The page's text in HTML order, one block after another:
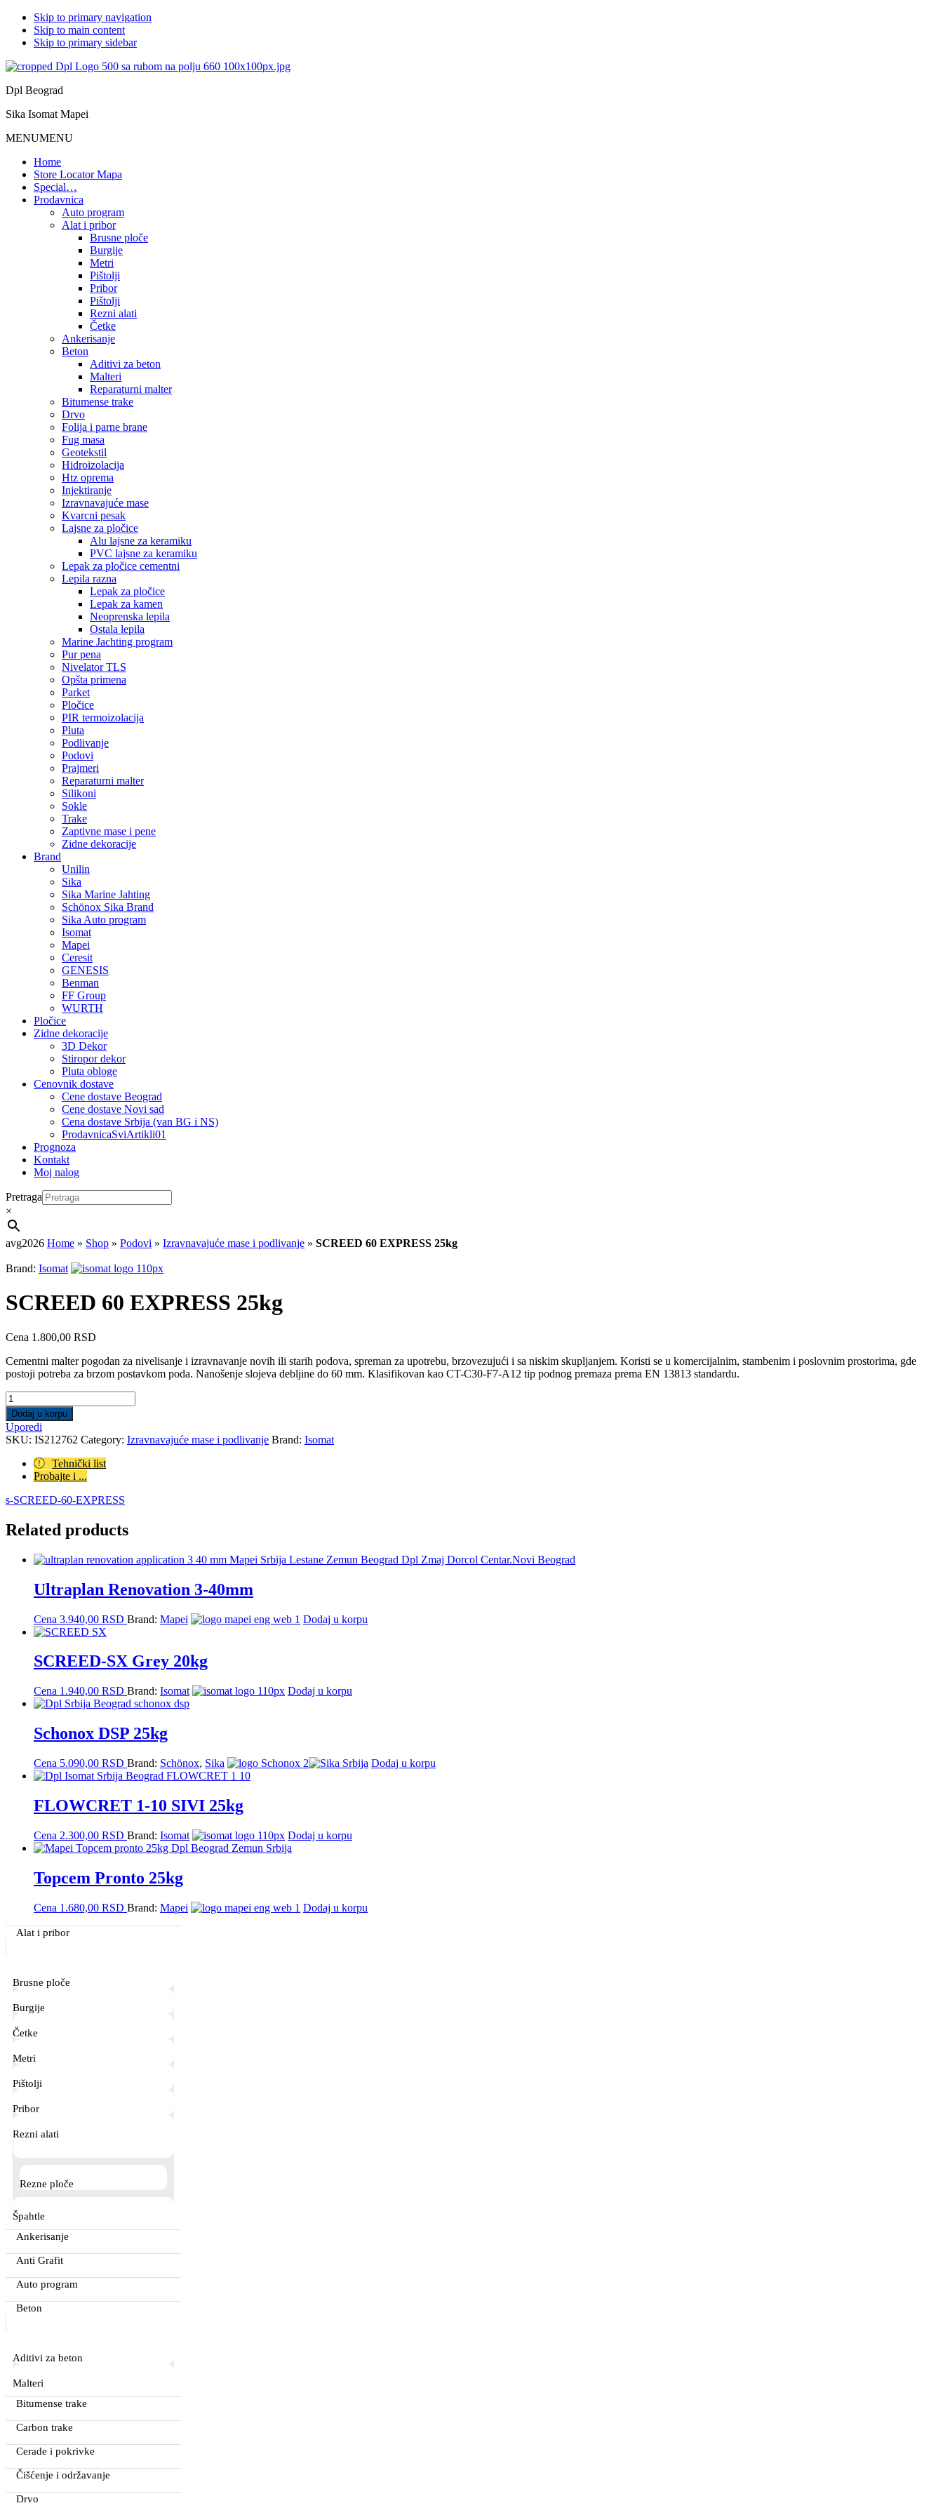
Skip to primary navigation
Skip to main content
Skip to primary sidebar
Dpl Beograd
Sika Isomat Mapei
MENUMENU
Home
Store Locator Mapa
Special…
Prodavnica
Auto program
Alat i pribor
Brusne ploče
Burgije
Metri
Pištolji
Pribor
Pištolji
Rezni alati
Četke
Ankerisanje
Beton
Aditivi za beton
Malteri
Reparaturni malter
Bitumense trake
Drvo
Folija i parne brane
Fug masa
Geotekstil
Hidroizolacija
Htz oprema
Injektiranje
Izravnavajuće mase
Kvarcni pesak
Lajsne za pločice
Alu lajsne za keramiku
PVC lajsne za keramiku
Lepak za pločice cementni
Lepila razna
Lepak za pločice
Lepak za kamen
Neoprenska lepila
Ostala lepila
Marine Jachting program
Pur pena
Nivelator TLS
Opšta primena
Parket
Pločice
PIR termoizolacija
Pluta
Podlivanje
Podovi
Prajmeri
Reparaturni malter
Silikoni
Sokle
Trake
Zaptivne mase i pene
Zidne dekoracije
Brand
Unilin
Sika
Sika Marine Jahting
Schönox Sika Brand
Sika Auto program
Isomat
Mapei
Ceresit
GENESIS
Benman
FF Group
WURTH
Pločice
Zidne dekoracije
3D Dekor
Stiropor dekor
Pluta obloge
Cenovnik dostave
Cene dostave Beograd
Cene dostave Novi sad
Cena dostave Srbija (van BG i NS)
ProdavnicaSviArtikli01
Prognoza
Kontakt
Moj nalog
Pretraga
×
avg2026 Home » Shop » Podovi » Izravnavajuće mase i podlivanje » SCREED 60 EXPRESS 25kg
Brand: Isomat
SCREED 60 EXPRESS 25kg
Cena 1.800,00 RSD
Cementni malter pogodan za nivelisanje i izravnavanje novih ili starih podova, spreman za upotrebu, brzovezujući i sa niskim skupljanjem. Koristi se u komercijalnim, stambenim i poslovnim prostorima, gde
postoji potreba za brzom postavkom poda. Nanošenje slojeva debljine do 60 mm. Klasifikovan kao CT-C30-F7-A12 tip podnog premaza prema EN 13813 standardu.
SCREED
60
EXPRESS
25kg
quantity
Dodaj u korpu
Uporedi
SKU: IS212762 Category: Izravnavajuće mase i podlivanje Brand: Isomat
Tehnički list
Probajte i ...
s-SCREED-60-EXPRESS
Related products
Ultraplan Renovation 3-40mm
Cena 3.940,00 RSD Brand: Mapei Dodaj u korpu
SCREED-SX Grey 20kg
Cena 1.940,00 RSD Brand: Isomat Dodaj u korpu
Schonox DSP 25kg
Cena 5.090,00 RSD Brand: Schönox, Sika Dodaj u korpu
FLOWCRET 1-10 SIVI 25kg
Cena 2.300,00 RSD Brand: Isomat Dodaj u korpu
Topcem Pronto 25kg
Cena 1.680,00 RSD Brand: Mapei Dodaj u korpu
Primary
Sidebar
Alat i pribor
Brusne ploče
Burgije
Četke
Metri
Pištolji
Pribor
Rezni alati
Rezne ploče
Špahtle
Ankerisanje
Anti Grafit
Auto program
Beton
Aditivi za beton
Malteri
Bitumense trake
Carbon trake
Cerade i pokrivke
Čišćenje i održavanje
Drvo